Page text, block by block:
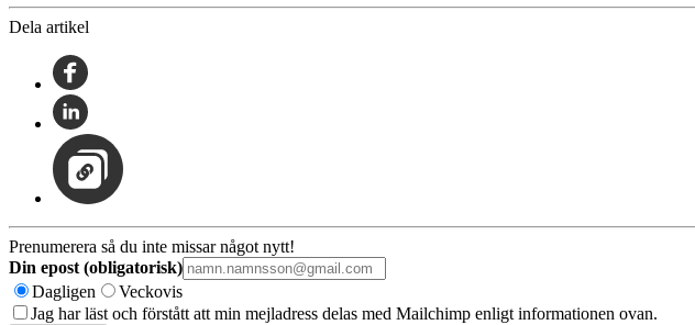
Dela artikel
Prenumerera så du inte missar något nytt!
Din epost (obligatorisk)
Dagligen
Veckovis
Jag har läst och förstått att min mejladress delas med Mailchimp enligt informationen ovan.